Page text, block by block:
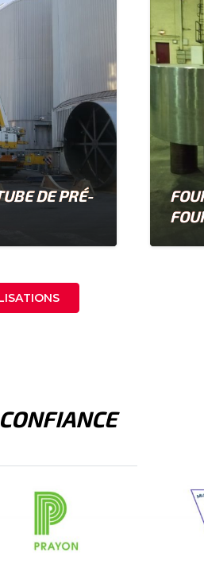
DE PRÉ-